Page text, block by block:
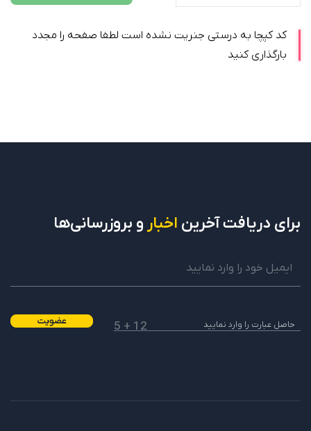
کد کپچا به درستی جنریت نشده است لطفا صفحه را مجدد
بارگذاری کنید
برای دریافتآخرین اخبار و بروزرسانی‌ها
12 + 5 عضویت